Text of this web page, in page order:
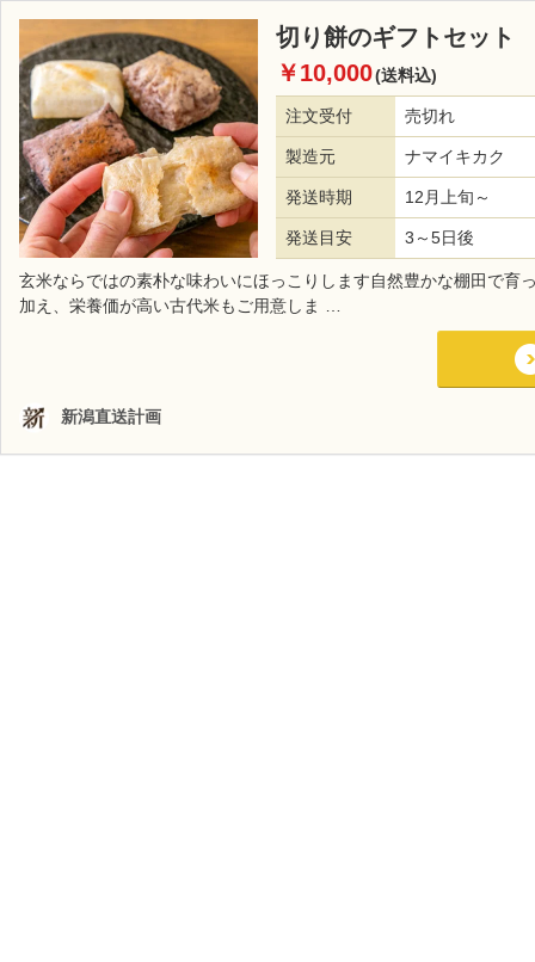
切り餅のギフトセット
￥10,000(送料込)
注文受付 売切れ
製造元 ナマイキカク
発送時期 12月上旬～
発送目安 3～5日後
玄米ならではの素朴な味わいにほっこりします自然豊かな棚田で
加え、栄養価が高い古代米もご用意しま …
新潟直送計画